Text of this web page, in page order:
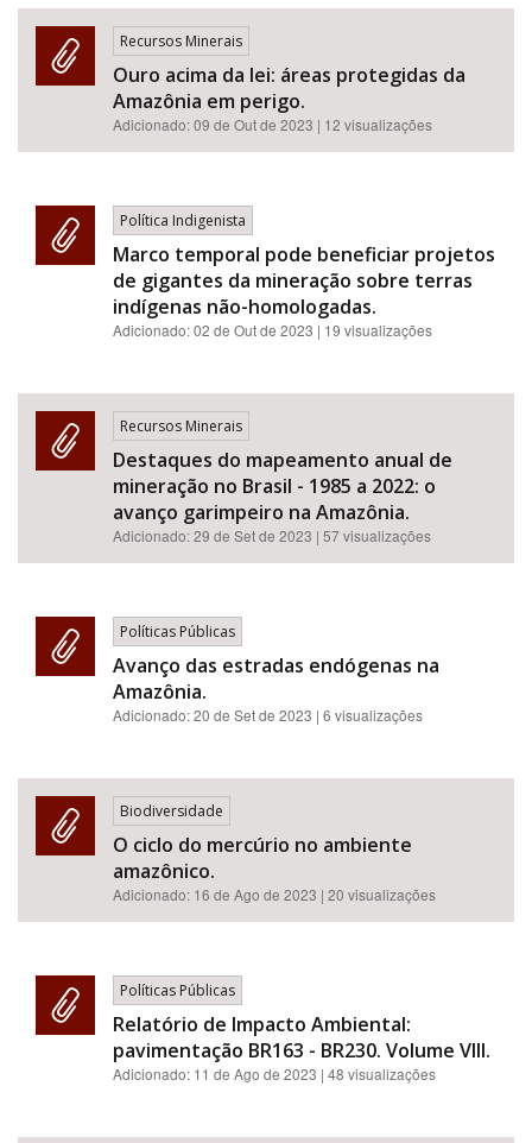
Recursos Minerais
Ouro acima da lei: áreas protegidas da
Amazônia em perigo.
Adicionado:09 de Out de 2023 | 12 visualizações
Política Indigenista
Marco temporal pode beneficiar projetos
de gigantes da mineração sobre terras
indígenas não-homologadas.
Adicionado:02 de Out de 2023 | 19 visualizações
Recursos Minerais
Destaques do mapeamento anual de
mineração no Brasil - 1985 a 2022: o
avanço garimpeiro na Amazônia.
Adicionado:29 de Set de 2023 | 57 visualizações
Políticas Públicas
Avanço das estradas endógenas na
Amazônia.
Adicionado:20 de Set de 2023 | 6 visualizações
Biodiversidade
O ciclo do mercúrio no ambiente
amazônico.
Adicionado: 16 de Ago de 2023 | 20 visualizações
Políticas Públicas
Relatório de Impacto Ambiental:
pavimentação BR163 - BR230. Volume VIII.
Adicionado: 11 de Ago de 2023 | 48 visualizações